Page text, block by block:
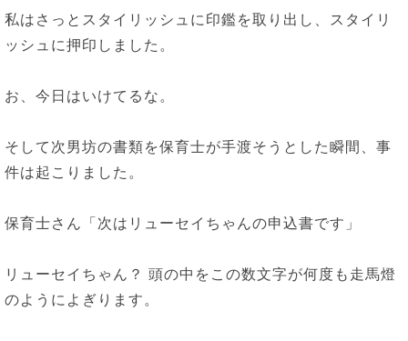
私はさっとスタイリッシュに印鑑を取り出し、スタイリ
ッシュに押印しました。
お、今日はいけてるな。
そして次男坊の書類を保育士が手渡そうとした瞬間、事
件は起こりました。
保育士さん「次はリューセイちゃんの申込書です」
リューセイちゃん？ 頭の中をこの数文字が何度も走馬燈
のようによぎります。